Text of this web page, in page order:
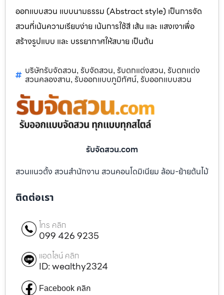
ออกแบบสวน แบบนามธรรม (Abstract style) เป็นการจัด
สวนที่เน้นความเรียบง่าย เน้นการใช้สี เส้น และ แสงเงาเพื่อ
สร้างรูปแบบ และ บรรยากาศให้สบาย เป็นต้น
บริษัทรับจัดสวน, รับจัดสวน, รับตกแต่งสวน, รับตกแต่ง
สวนคลองสาน, รับออกแบบภูมิทัศน์, รับออกแบบสวน
รับจัดสวน.com
สวนแนวตั้ง สวนสำนักงาน สวนคอนโดมิเนียม ล้อม-ย้ายต้นไม้
ติดต่อเรา
โทร คลิก
099 426 9235
แอดไลน์ คลิก
ID: wealthy2324
Facebook คลิก